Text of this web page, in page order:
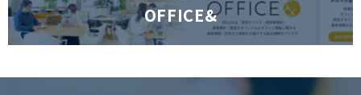
OFFICE&